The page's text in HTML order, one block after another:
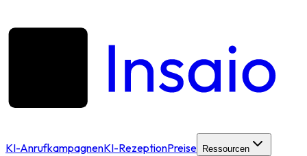
KI-AnrufkampagnenKI-RezeptionPreise Ressourcen